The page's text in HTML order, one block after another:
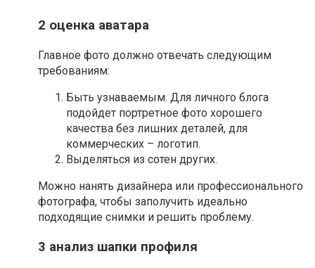
2 оценка аватара
Главное фото должно отвечать следующим
требованиям:
Быть узнаваемым. Для личного блога
подойдет портретное фото хорошего
качества без лишних деталей, для
коммерческих – логотип.
Выделяться из сотен других.
Можно нанять дизайнера или профессионального
фотографа, чтобы заполучить идеально
подходящие снимки и решить проблему.
3 анализ шапки профиля